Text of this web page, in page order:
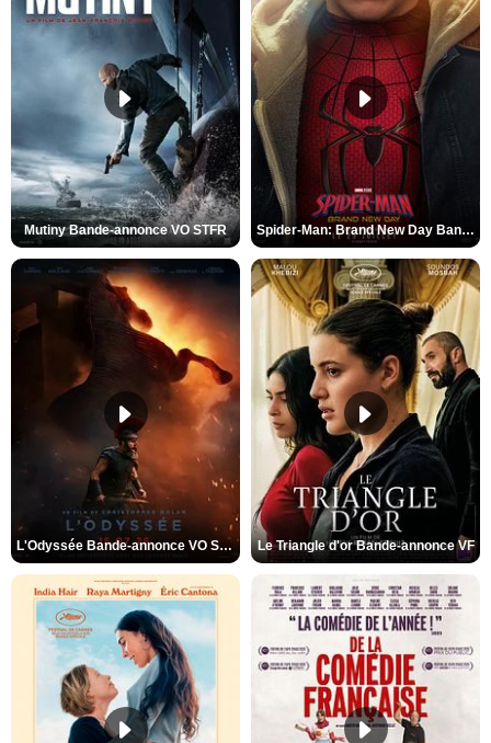
Mutiny Bande-annonce VO STFR Spider-Man: Brand New Day Bande-annonce VO STFR
L'Odyssée Bande-annonce VO STFR Le Triangle d'or Bande-annonce VF